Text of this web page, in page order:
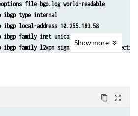
file bgp.log world-readable
ibgp type internal
local-address 10.255.183.58
ibgp family inet unicast
ibgp family l2vpn signaling egress-protection
neighbor 192.0.2.4
Show more
content_copy zoom_out_map